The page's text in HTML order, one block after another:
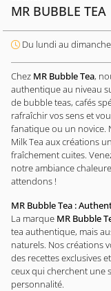
MR BUBBLE TEA
Du lundi au
Chez MR Bubble Tea,
authentique au niveau
de bubble teas, cafés
rafraîchir vos sens et
fanatique ou un novice.
Milk Tea aux créations
fraîchement cuites.
notre ambiance
attendons !
MR Bubble Tea :
La marque MR Bubble
tea authentique, mais
naturels. Nos créations
des recettes exclusives
ceux qui cherchent une
personnalité.